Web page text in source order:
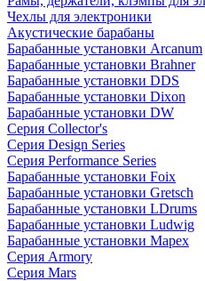
Чехлы для электроники
Акустические барабаны
Барабанные установки Arcanum
Барабанные установки Brahner
Барабанные установки DDS
Барабанные установки Dixon
Барабанные установки DW
Серия Collector's
Серия Design Series
Серия Performance Series
Барабанные установки Foix
Барабанные установки Gretsch
Барабанные установки LDrums
Барабанные установки Ludwig
Барабанные установки Mapex
Серия Armory
Серия Mars